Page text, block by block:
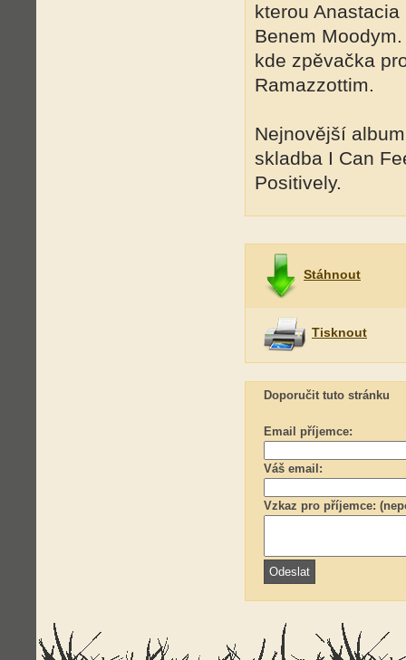
kterou
Benem
kde zpěvačka
Ramazzottim.
Nejnovější
skladba I Can
Positively.
Stáhnout
Tisknout
Doporučit tuto stránku
Email příjemce:
Váš email:
Vzkaz pro příjemce: